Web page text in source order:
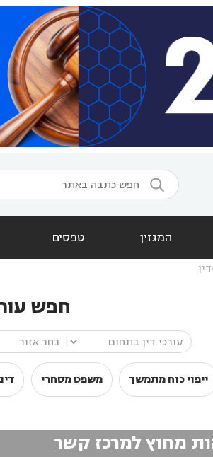

המגזין טפסים
חפש
ייפוי כוח מתמשך משפט מסחרי
מחוץ למרכז קשר